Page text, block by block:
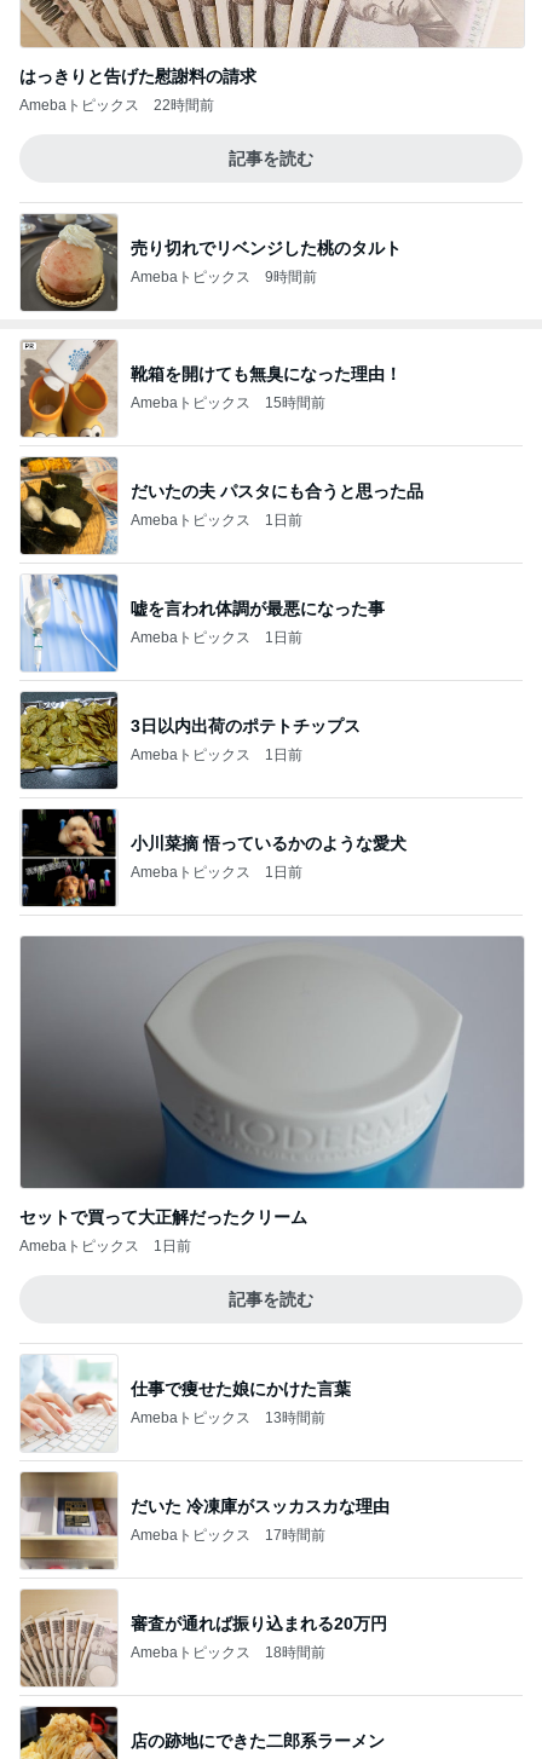
はっきりと告げた慰謝料の請求
Amebaトピックス 22時間前
記事を読む
売り切れでリベンジした桃のタルト
Amebaトピックス 9時間前
靴箱を開けても無臭になった理由！
Amebaトピックス 15時間前
だいたの夫 パスタにも合うと思った品
Amebaトピックス 1日前
嘘を言われ体調が最悪になった事
Amebaトピックス 1日前
3日以内出荷のポテトチップス
Amebaトピックス 1日前
小川菜摘 悟っているかのような愛犬
Amebaトピックス 1日前
セットで買って大正解だったクリーム
Amebaトピックス 1日前
記事を読む
仕事で痩せた娘にかけた言葉
Amebaトピックス 13時間前
だいた 冷凍庫がスッカスカな理由
Amebaトピックス 17時間前
審査が通れば振り込まれる20万円
Amebaトピックス 18時間前
店の跡地にできた二郎系ラーメン